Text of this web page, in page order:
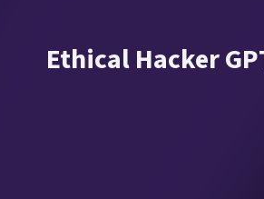
Ethical Hacker